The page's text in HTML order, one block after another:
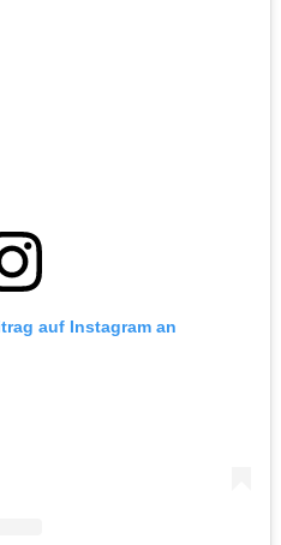
auf Instagram an